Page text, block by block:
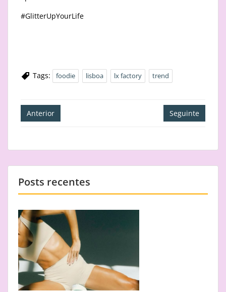
#GlitterUpYourLife
Tags: foodie lisboa lx factory trend
Navegação
de
Anterior Seguinte
Posts recentes